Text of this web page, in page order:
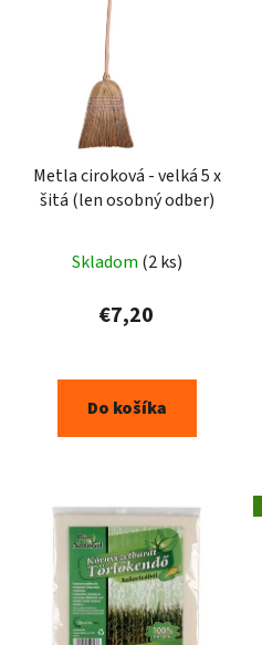
Metla ciroková - velká 5 x
šitá (len osobný odber)
Skladom (2 ks)
€7,20
Do košíka